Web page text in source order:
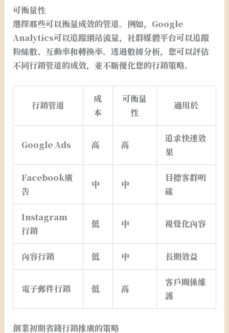
可衡量性
選擇那些可以衡量成效的管道。例如，Google
Analytics可以追蹤網站流量，社群媒體平台可以追蹤
粉絲數、互動率和轉換率。透過數據分析，您可以評估
不同行銷管道的成效，並不斷優化您的行銷策略。
行銷管道
成
本
可衡量
性
適用於
Google Ads 高 高
追求快速效
果
Facebook廣
告
中 中
目標客群明
確
Instagram
行銷
低 中 視覺化內容
內容行銷 低 中 長期效益
電子郵件行銷 低 高
客戶關係維
護
創業初期省錢行銷推廣的策略